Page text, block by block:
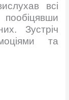
всі
Зустріч
та